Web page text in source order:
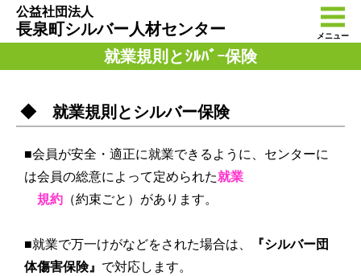
公益社団法人
長泉町シルバー人材センター メニュー
就業規則とｼﾙﾊﾞｰ保険
◆ 就業規則とシルバー保険
■会員が安全・適正に就業できるように、センターに
は会員の総意によって定められた就業
規約 （約束ごと）があります。
■就業で万一けがなどをされた場合は、
『シルバー団
体傷害保険』 で対応します。